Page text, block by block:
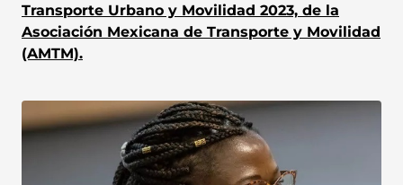
Transporte Urbano y Movilidad 2023, de la
Asociación Mexicana de Transporte y Movilidad
(AMTM).